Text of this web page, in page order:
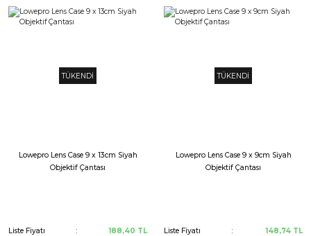
TÜKENDİ
Lowepro Lens Case 9 x 13cm Siyah
Objektif Çantası
Liste Fiyatı 188,40 TL
TÜKENDİ
Lowepro Lens Case 9 x 9cm Siyah
Objektif Çantası
Liste Fiyatı 148,74 TL